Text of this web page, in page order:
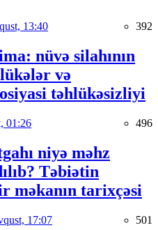
13:40 392
nüvə silahının
və
təhlükəsizliyi
01:26 496
niyə məhz
Təbiətin
məkanın tarixçəsi
17:07 501